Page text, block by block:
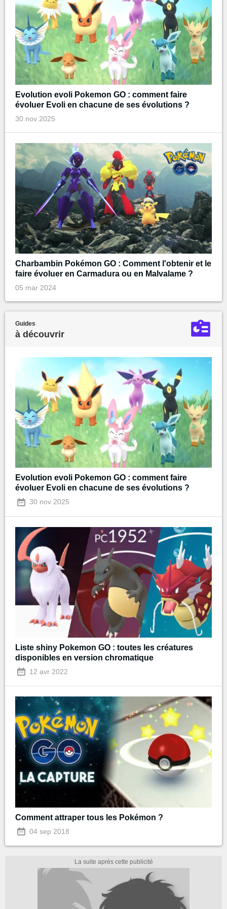
Evolution evoli Pokemon GO : comment faire
évoluer Evoli en chacune de ses évolutions ?
30 nov 2025
Charbambin Pokémon GO : Comment l'obtenir et le
faire évoluer en Carmadura ou en Malvalame ?
05 mar 2024
Guides
à découvrir
Evolution evoli Pokemon GO : comment faire
évoluer Evoli en chacune de ses évolutions ?
30 nov 2025
Liste shiny Pokemon GO : toutes les créatures
disponibles en version chromatique
12 avr 2022
Comment attraper tous les Pokémon ?
04 sep 2018